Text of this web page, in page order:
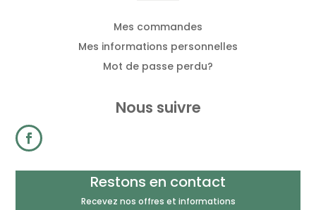
Mes commandes
Mes informations personnelles
Mot de passe perdu?
Nous suivre
Restons en contact
Recevez nos offres et informations